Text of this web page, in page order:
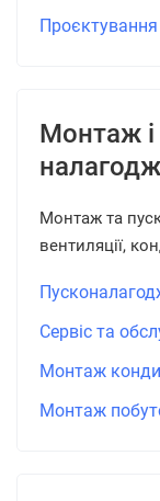
Монтаж і
Монтаж та
вентиляції,
Сервіс та
Монтаж
Монтаж